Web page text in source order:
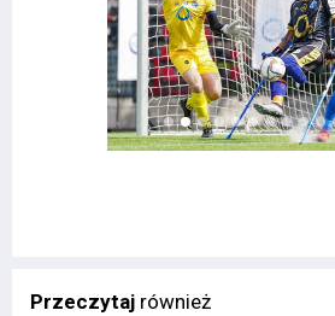
Przeczytaj również